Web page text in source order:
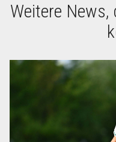
Weitere News,